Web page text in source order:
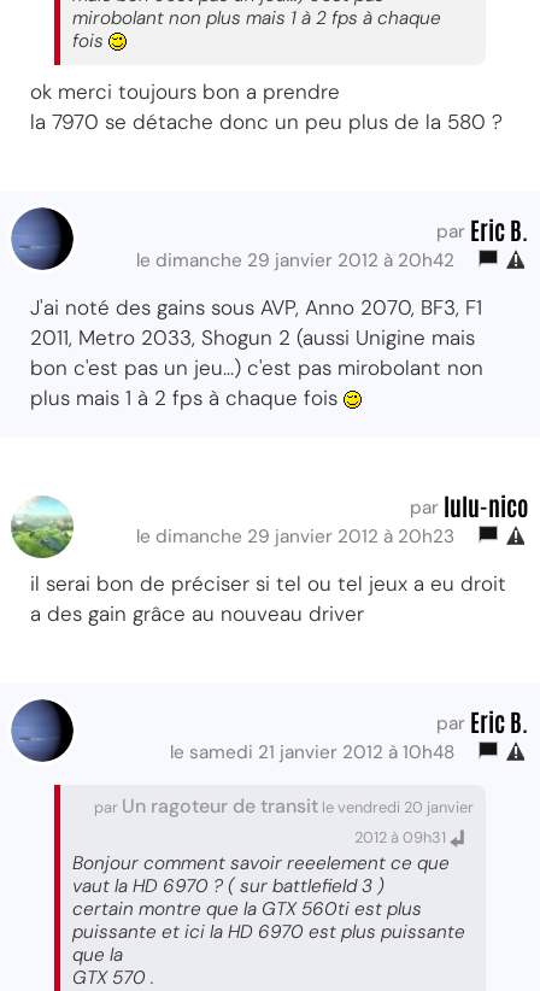
mirobolant non plus mais 1 à 2 fps à chaque
fois
ok merci toujours bon a prendre
la 7970 se détache donc un peu plus de la 580 ?
par Eric B.
le dimanche 29 janvier 2012 à 20h42
J'ai noté des gains sous AVP, Anno 2070, BF3, F1
2011, Metro 2033, Shogun 2 (aussi Unigine mais
bon c'est pas un jeu...) c'est pas mirobolant non
plus mais 1 à 2 fps à chaque fois
par lulu-nico
le dimanche 29 janvier 2012 à 20h23
il serai bon de préciser si tel ou tel jeux a eu droit
a des gain grâce au nouveau driver
par Eric B.
le samedi 21 janvier 2012 à 10h48
par Un ragoteur de transit le vendredi 20 janvier
2012 à 09h31
Bonjour comment savoir reeelement ce que
vaut la HD 6970 ? ( sur battlefield 3 )
certain montre que la GTX 560ti est plus
puissante et ici la HD 6970 est plus puissante
que la
GTX 570 .